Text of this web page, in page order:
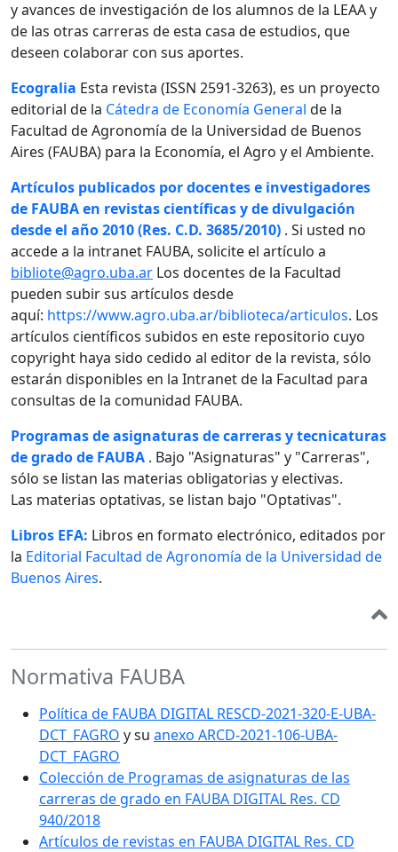
y avances de investigación de los alumnos de la LEAA y
de las otras carreras de esta casa de estudios, que
deseen colaborar con sus aportes.
Ecogralia Esta revista (ISSN 2591-3263), es un proyecto
editorial de la Cátedra de Economía General de la
Facultad de Agronomía de la Universidad de Buenos
Aires (FAUBA) para la Economía, el Agro y el Ambiente.
Artículos publicados por docentes e investigadores
de FAUBA en revistas científicas y de divulgación
desde el año 2010 (Res. C.D. 3685/2010) . Si usted no
accede a la intranet FAUBA, solicite el artículo a
bibliote@agro.uba.ar Los docentes de la Facultad
pueden subir sus artículos desde
aquí: https://www.agro.uba.ar/biblioteca/articulos. Los
artículos científicos subidos en este repositorio cuyo
copyright haya sido cedido al editor de la revista, sólo
estarán disponibles en la Intranet de la Facultad para
consultas de la comunidad FAUBA.
Programas de asignaturas de carreras y tecnicaturas
de grado de FAUBA . Bajo "Asignaturas" y "Carreras",
sólo se listan las materias obligatorias y electivas.
Las materias optativas, se listan bajo "Optativas".
Libros EFA: Libros en formato electrónico, editados por
la Editorial Facultad de Agronomía de la Universidad de
Buenos Aires.
Normativa FAUBA
Política de FAUBA DIGITAL RESCD-2021-320-E-UBA-
DCT_FAGRO y su anexo ARCD-2021-106-UBA-
DCT_FAGRO
Colección de Programas de asignaturas de las
carreras de grado en FAUBA DIGITAL Res. CD
940/2018
Artículos de revistas en FAUBA DIGITAL Res. CD